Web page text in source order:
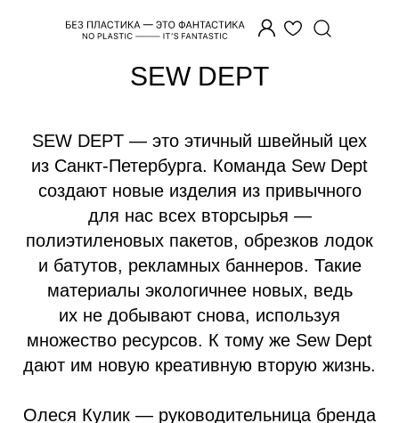
/ Бренды / Sew Dept
SEW DEPT
SEW DEPT — это этичный швейный цех
из Санкт-Петербурга. Команда Sew Dept
создают новые изделия из привычного
для нас всех вторсырья —
полиэтиленовых пакетов, обрезков лодок
и батутов, рекламных баннеров. Такие
материалы экологичнее новых, ведь
их не добывают снова, используя
множество ресурсов. К тому же Sew Dept
дают им новую креативную вторую жизнь.
Олеся Кулик — руководительница бренда